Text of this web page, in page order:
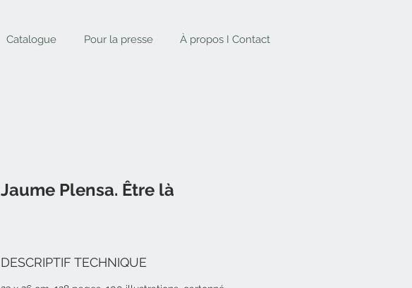
Catalogue Pour la presse À propos I Contact
Jaume Plensa. Être là
DESCRIPTIF TECHNIQUE